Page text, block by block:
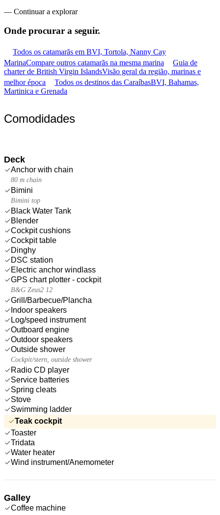
— Continuar a explorar
Onde procurar a seguir.
Todos os catamarãs em BVI, Tortola, Nanny Cay
MarinaCompare outros catamarãs na mesma marina
Guia de
charter de British Virgin IslandsVisão geral da região, marinas e
melhor época
Todos os destinos das CaraíbasBVI, Bahamas,
Martinica e Grenada
Comodidades
Deck
Anchor with chain
80 m chain
Bimini
Bimini top
Black Water Tank
Blender
Cockpit cushions
Cockpit table
Dinghy
DSC station
Electric anchor windlass
GPS chart plotter - cockpit
B&G Zeus2 12
Grill/Barbecue/Plancha
Indoor speakers
Log/speed instrument
Outboard engine
Outdoor speakers
Outside shower
Cockpit/stern, outside shower
Radio CD player
Service batteries
Spring cleats
Stove
Swimming ladder
Teak cockpit
Toaster
Tridata
Water heater
Wind instrument/Anemometer
Galley
Coffee machine